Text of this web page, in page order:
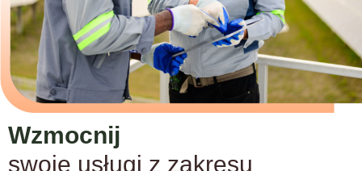
Wzmocnij
swoje usługi z zakresu